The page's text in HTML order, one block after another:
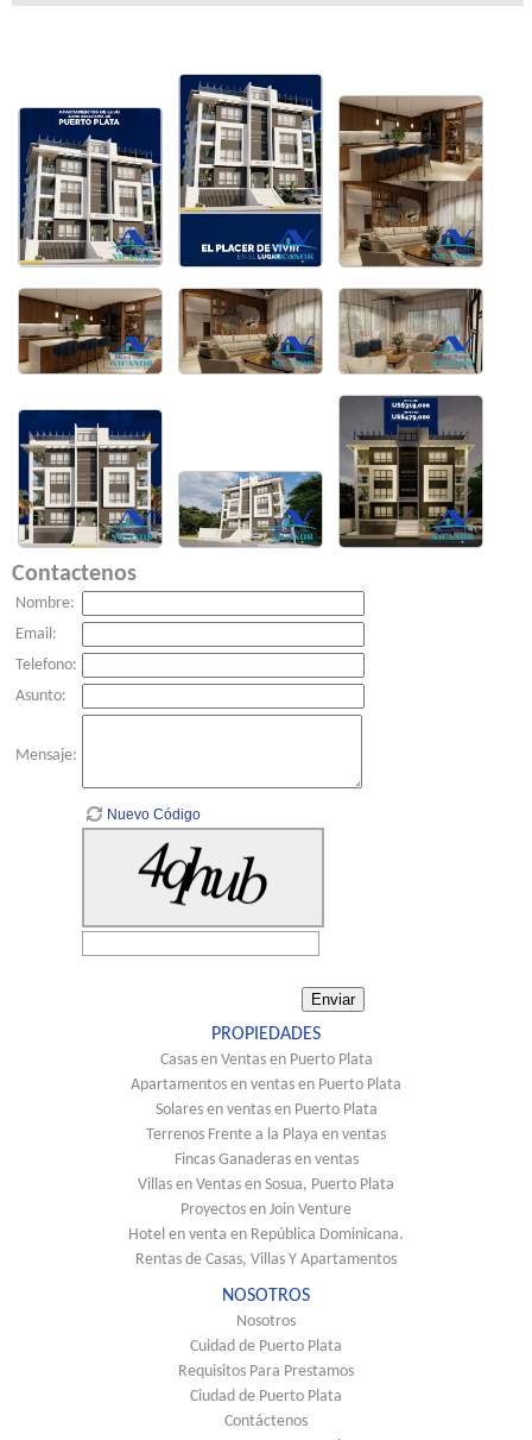
Contactenos
Nombre:
Email:
Telefono:
Asunto:
Mensaje:
Nuevo Código
PROPIEDADES
Casas en Ventas en Puerto Plata
Apartamentos en ventas en Puerto Plata
Solares en ventas en Puerto Plata
Terrenos Frente a la Playa en ventas
Fincas Ganaderas en ventas
Villas en Ventas en Sosua, Puerto Plata
Proyectos en Join Venture
Hotel en venta en República Dominicana.
Rentas de Casas, Villas Y Apartamentos
NOSOTROS
Nosotros
Cuidad de Puerto Plata
Requisitos Para Prestamos
Ciudad de Puerto Plata
Contáctenos